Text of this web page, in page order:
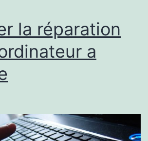
la réparation
a